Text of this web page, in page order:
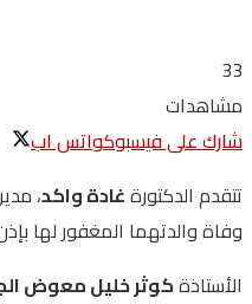
33
مشاهدات
شارك على فيسبوكواتس اب
تتقدم الدكتورةغادة واكد،
وفاة والدتهما المغفور لها
الأستاذةكوثر خليل معوض